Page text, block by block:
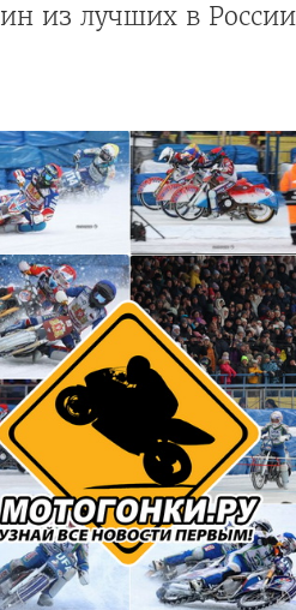
из лучших в